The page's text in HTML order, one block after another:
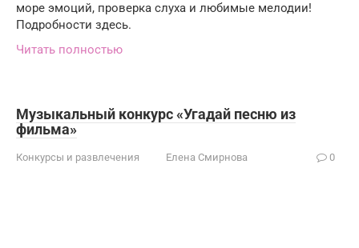
море эмоций, проверка слуха и любимые мелодии!
Подробности здесь.
Читать полностью
Музыкальный конкурс «Угадай песню из
фильма»
Конкурсы и развлечения Елена Смирнова 0